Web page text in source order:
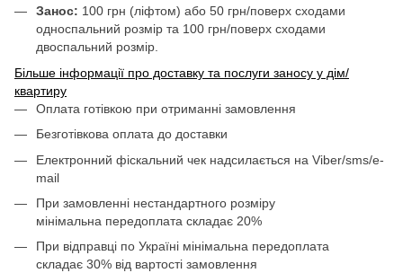
Занос: 100 грн (ліфтом) або 50 грн/поверх сходами
односпальний розмір та 100 грн/поверх сходами
двоспальний розмір.
Більше інформації про доставку та послуги заносу у дім/
квартиру
Оплата готівкою при отриманні замовлення
Безготівкова оплата до доставки
Електронний фіскальний чек надсилається на Viber/sms/e-
mail
При замовленні нестандартного розміру
мінімальна передоплата складає 20%
При відправці по Україні мінімальна передоплата
складає 30% від вартості замовлення